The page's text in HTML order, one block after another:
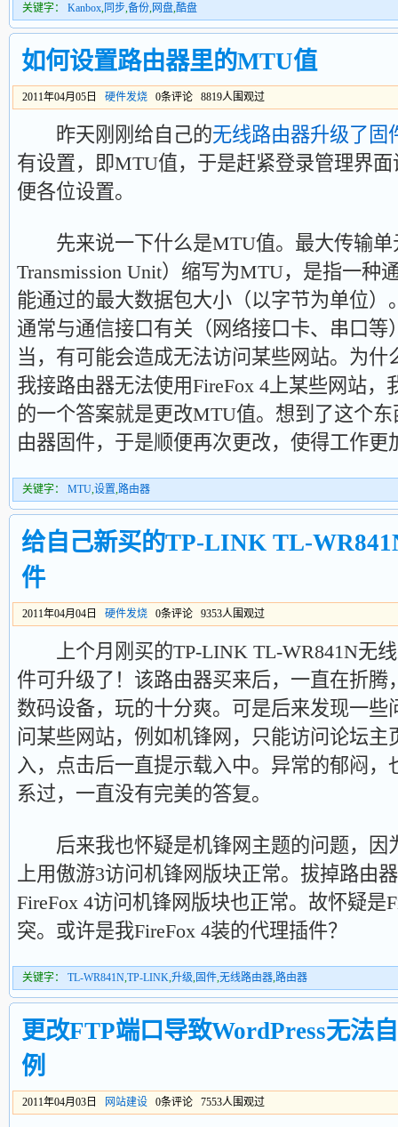
关键字： Kanbox, 同步,备份,网盘,酷盘
如何设置路由器里的MTU值
2011年04月05日 硬件发烧 0条评论 8819人围观过
昨天刚刚给自己的无线路由器升级了固
有设置，即MTU值，于是赶紧登录管理界
便各位设置。
先来说一下什么是MTU值。最大传输单
Transmission Unit）缩写为MTU，是指一种
能通过的最大数据包大小（以字节为单位）
通常与通信接口有关（网络接口卡、串口等
当，有可能会造成无法访问某些网站。为
我接路由器无法使用FireFox 4上某些网站，
的一个答案就是更改MTU值。想到了这个
由器固件，于是顺便再次更改，使得工作更
关键字： MTU,设置,路由器
给自己新买的TP-LINK TL-
件
2011年04月04日 硬件发烧 0条评论 9353人围观过
上个月刚买的TP-LINK TL-WR841N无线
件可升级了！该路由器买来后，一直在折腾
数码设备，玩的十分爽。可是后来发现一些
问某些网站，例如机锋网，只能访问论坛主
入，点击后一直提示载入中。异常的郁闷，
系过，一直没有完美的答复。
后来我也怀疑是机锋网主题的问题，因
上用傲游3访问机锋网版块正常。拔掉路由
FireFox 4访问机锋网版块也正常。故怀疑是
突。或许是我FireFox 4装的代理插件？
关键字： TL-WR841N,TP-LINK,升级,固件,无线路由器,路由器
更改FTP端口导致WordPress无法
例
2011年04月03日 网站建设 0条评论 7553人围观过